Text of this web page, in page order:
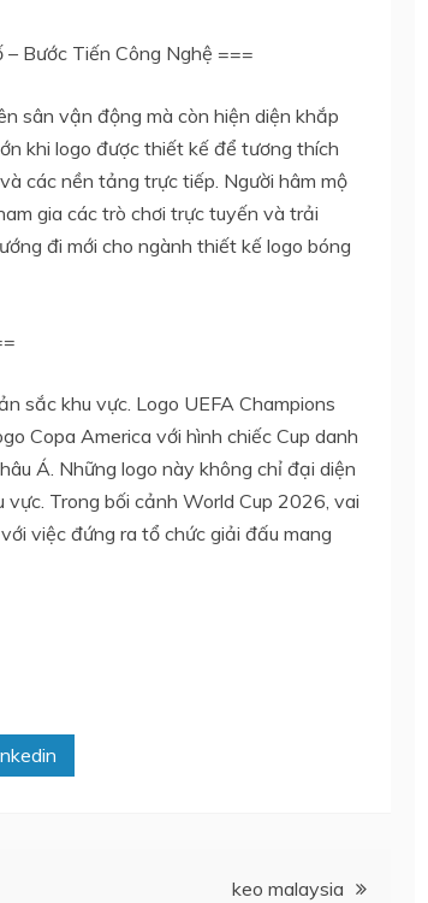
Bước Tiến Công Nghệ ===
sân vận động mà còn hiện diện khắp
khi logo được thiết kế để tương thích
các nền tảng trực tiếp. Người hâm mộ
gia các trò chơi trực tuyến và trải
đi mới cho ngành thiết kế logo bóng
sắc khu vực. Logo UEFA Champions
Copa America với hình chiếc Cup danh
Á. Những logo này không chỉ đại diện
Trong bối cảnh World Cup 2026, vai
việc đứng ra tổ chức giải đấu mang
keo malaysia